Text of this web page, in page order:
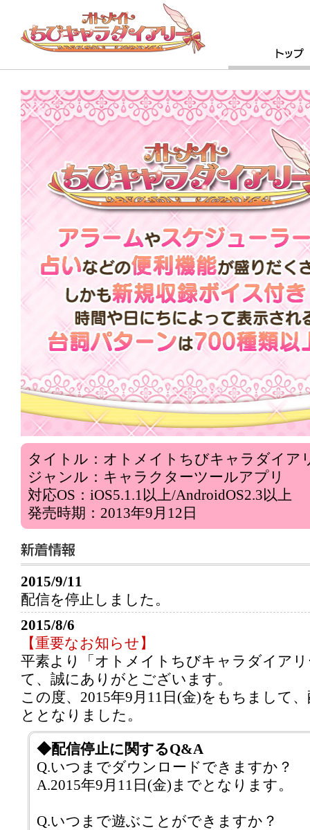
タイトル：オトメイトちびキャラダイア
ジャンル：キャラクターツールアプリ
対応OS：iOS5.1.1以上/AndroidOS2.3以上
発売時期：2013年9月12日
2015/9/11
配信を停止しました。
2015/8/6
【重要なお知らせ】
平素より「オトメイトちびキャラダイア
て、誠にありがとございます。
この度、2015年9月11日(金)をもちまして
ととなりました。
◆配信停止に関するQ&A
Q.いつまでダウンロードできますか？
A.2015年9月11日(金)までとなります。
Q.いつまで遊ぶことができますか？